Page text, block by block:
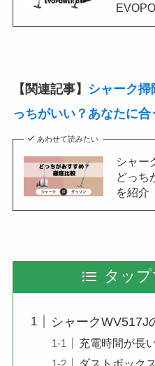
【関連記事】
シャーク
っちがいい？あなたに
あわせて読みたい
シャー
どっち
を紹介
タッ
シャークWV517J
充電時間が長
ダストボック